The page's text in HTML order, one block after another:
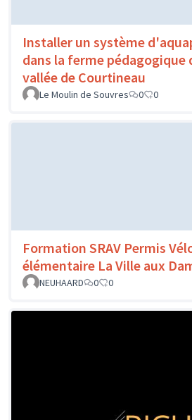
Installer un système
dans la ferme pédagogique
vallée de Courtineau
Le Moulin de Souvres 0 0
Formation SRAV Permis
élémentaire La Ville aux
NEUHAARD
0 0